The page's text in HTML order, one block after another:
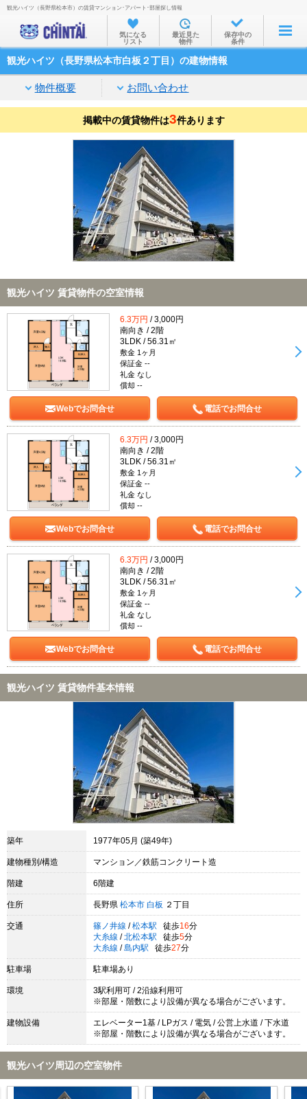
お部屋を探す
沿線・駅から
住所から
家賃相場から
通勤通学時間から
物件特集から
不動産会社から
TOP
観光ハイツ（長野県松本市）の賃貸マンション･アパート･部屋探し情報
気になる
リスト
最近見た
物件
保存中の
条件
観光ハイツ（長野県松本市白板２丁目）の建物情報
物件概要 お問い合わせ
掲載中の賃貸物件は3件あります
観光ハイツ 賃貸物件の空室情報
6.3万円 / 3,000円
南向き / 2階
3LDK / 56.31㎡
敷金 1ヶ月
保証金 --
礼金 なし
償却 --
Webでお問合せ 電話でお問合せ
6.3万円 / 3,000円
南向き / 2階
3LDK / 56.31㎡
敷金 1ヶ月
保証金 --
礼金 なし
償却 --
Webでお問合せ 電話でお問合せ
6.3万円 / 3,000円
南向き / 2階
3LDK / 56.31㎡
敷金 1ヶ月
保証金 --
礼金 なし
償却 --
Webでお問合せ 電話でお問合せ
観光ハイツ 賃貸物件基本情報
築年 1977年05月 (築49年)
建物種別/構造 マンション／鉄筋コンクリート造
階建 6階建
住所 長野県 松本市 白板 ２丁目
交通 篠ノ井線 / 松本駅 徒歩16分
大糸線 / 北松本駅 徒歩5分
大糸線 / 島内駅 徒歩27分
駐車場 駐車場あり
環境
3駅利用可 / 2沿線利用可
※部屋・階数により設備が異なる場合がございます。
建物設備
エレベーター1基 / LPガス / 電気 / 公営上水道 / 下水道
※部屋・階数により設備が異なる場合がございます。
観光ハイツ周辺の空室物件